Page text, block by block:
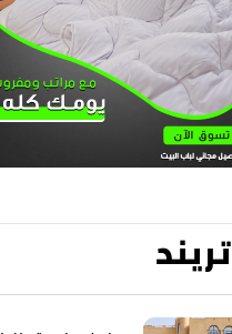
تريند